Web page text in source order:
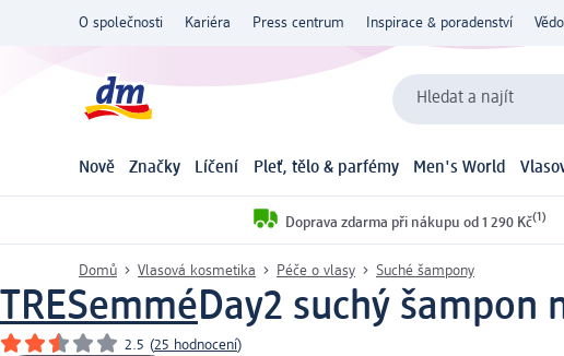
O společnosti Kariéra Press centrum Inspirace & poradenství
Hledat a najít
Nově Značky Líčení Pleť, tělo & parfémy Men's World
Doprava zdarma při nákupu od 1 290 Kč(1)
Domů Vlasová kosmetika Péče o vlasy Suché šampony
TRESemméDay2 suchý šampon
2.5 (25 hodnocení)